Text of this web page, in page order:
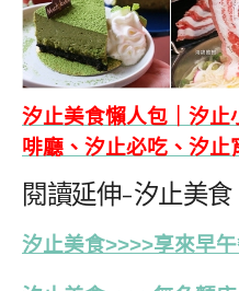
汐止美食懶人包｜汐止
啡廳、汐止必吃、汐止
閱讀延伸-汐止美食
汐止美食>>>>享來早